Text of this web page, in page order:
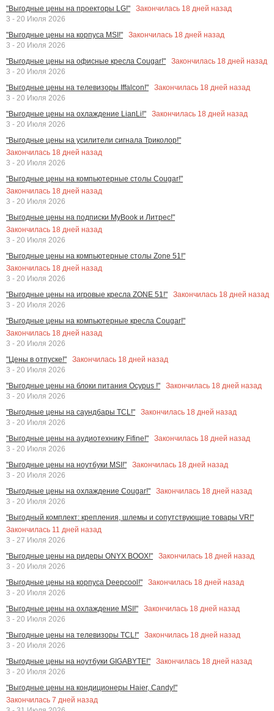
"Выгодные цены на проекторы LG!" Закончилась 18 дней назад
3 - 20 Июля 2026
"Выгодные цены на корпуса MSI!"
Закончилась 18 дней назад
3 - 20 Июля 2026
"Выгодные цены на офисные кресла Cougar!"
Закончилась 18 дней назад
3 - 20 Июля 2026
"Выгодные цены на телевизоры Iffalcon!"
Закончилась 18 дней назад
3 - 20 Июля 2026
"Выгодные цены на охлаждение LianLi!"
Закончилась 18 дней назад
3 - 20 Июля 2026
"Выгодные цены на усилители сигнала Триколор!"
Закончилась 18 дней назад
3 - 20 Июля 2026
"Выгодные цены на компьютерные столы Cougar!"
Закончилась 18 дней назад
3 - 20 Июля 2026
"Выгодные цены на подписки MyBook и Литрес!"
Закончилась 18 дней назад
3 - 20 Июля 2026
"Выгодные цены на компьютерные столы Zone 51!"
Закончилась 18 дней назад
3 - 20 Июля 2026
"Выгодные цены на игровые кресла ZONE 51!"
Закончилась 18 дней назад
3 - 20 Июля 2026
"Выгодные цены на компьютерные кресла Cougar!"
Закончилась 18 дней назад
3 - 20 Июля 2026
"Цены в отпуске!"
Закончилась 18 дней назад
3 - 20 Июля 2026
"Выгодные цены на блоки питания Ocypus !"
Закончилась 18 дней назад
3 - 20 Июля 2026
"Выгодные цены на саундбары TCL!"
Закончилась 18 дней назад
3 - 20 Июля 2026
"Выгодные цены на аудиотехнику Fifine!"
Закончилась 18 дней назад
3 - 20 Июля 2026
"Выгодные цены на ноутбуки MSI!"
Закончилась 18 дней назад
3 - 20 Июля 2026
"Выгодные цены на охлаждение Cougar!"
Закончилась 18 дней назад
3 - 20 Июля 2026
"Выгодный комплект: крепления, шлемы и сопутствующие товары VR!"
Закончилась 11 дней назад
3 - 27 Июля 2026
"Выгодные цены на ридеры ONYX BOOX!"
Закончилась 18 дней назад
3 - 20 Июля 2026
"Выгодные цены на корпуса Deepcool!"
Закончилась 18 дней назад
3 - 20 Июля 2026
"Выгодные цены на охлаждение MSI!"
Закончилась 18 дней назад
3 - 20 Июля 2026
"Выгодные цены на телевизоры TCL!"
Закончилась 18 дней назад
3 - 20 Июля 2026
"Выгодные цены на ноутбуки GIGABYTE!"
Закончилась 18 дней назад
3 - 20 Июля 2026
"Выгодные цены на кондиционеры Haier, Candy!"
Закончилась 7 дней назад